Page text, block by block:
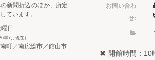
お問い合わ
せ:
開館時間：10
新聞折込のほか、所定
ています。
日
年7月現在）
町／南房総市／館山市